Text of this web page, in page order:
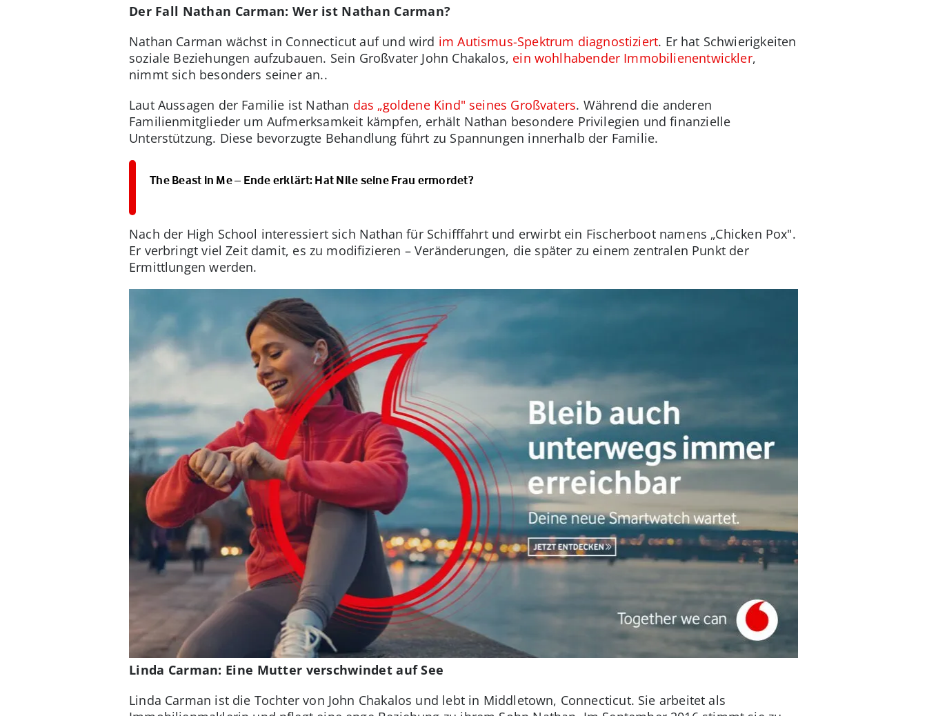
Der Fall Nathan Carman: Wer ist Nathan Carman?
Nathan Carman wächst in Connecticut auf und wird im Autismus-Spektrum diagnostiziert. Er hat Schwierigkeiten
soziale Beziehungen aufzubauen. Sein Großvater John Chakalos, ein wohlhabender Immobilienentwickler,
nimmt sich besonders seiner an..
Laut Aussagen der Familie ist Nathan das „goldene Kind" seines Großvaters. Während die anderen
Familienmitglieder um Aufmerksamkeit kämpfen, erhält Nathan besondere Privilegien und finanzielle
Unterstützung. Diese bevorzugte Behandlung führt zu Spannungen innerhalb der Familie.
The Beast in Me – Ende erklärt: Hat Nile seine Frau ermordet?
Nach der High School interessiert sich Nathan für Schifffahrt und erwirbt ein Fischerboot namens „Chicken Pox".
Er verbringt viel Zeit damit, es zu modifizieren – Veränderungen, die später zu einem zentralen Punkt der
Ermittlungen werden.
Linda Carman: Eine Mutter verschwindet auf See
Linda Carman ist die Tochter von John Chakalos und lebt in Middletown, Connecticut. Sie arbeitet als